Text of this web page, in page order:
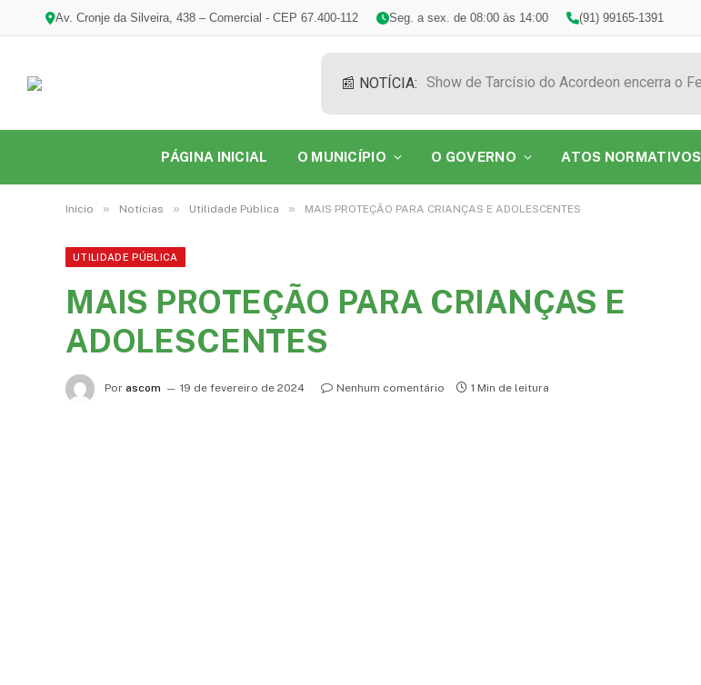
Av. Cronje da Silveira, 438 – Comercial - CEP 67.400-112 Seg. a sex. de 08:00 às 14:00 (91) 99165-1391
📰 NOTÍCIA:
PÁGINA INICIAL O MUNICÍPIO O GOVERNO ATOS NORMATIVOS
Início » Notícias » Utilidade Pública » MAIS PROTEÇÃO PARA CRIANÇAS E ADOLESCENTES
UTILIDADE PÚBLICA
MAIS PROTEÇÃO PARA CRIANÇAS E
ADOLESCENTES
Por ascom 19 de fevereiro de 2024 Nenhum comentário 1 Min de leitura